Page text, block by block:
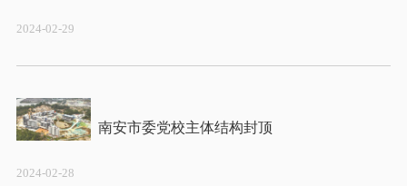
2024-02-29
2024-02-28